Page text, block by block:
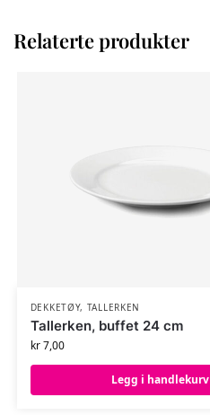
Relaterte produkter
DEKKETØY, TALLERKEN
Tallerken, buffet 24 cm
kr7,00
Legg i handlekurv